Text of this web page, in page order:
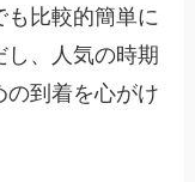
比較的簡単に
、人気の時期
到着を心がけ